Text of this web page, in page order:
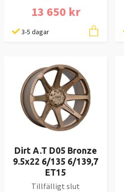
13 650 kr
3-5 dagar
Dirt A.T D05 Bronze
9.5x22 6/135 6/139,7
ET15
Tillfälligt slut